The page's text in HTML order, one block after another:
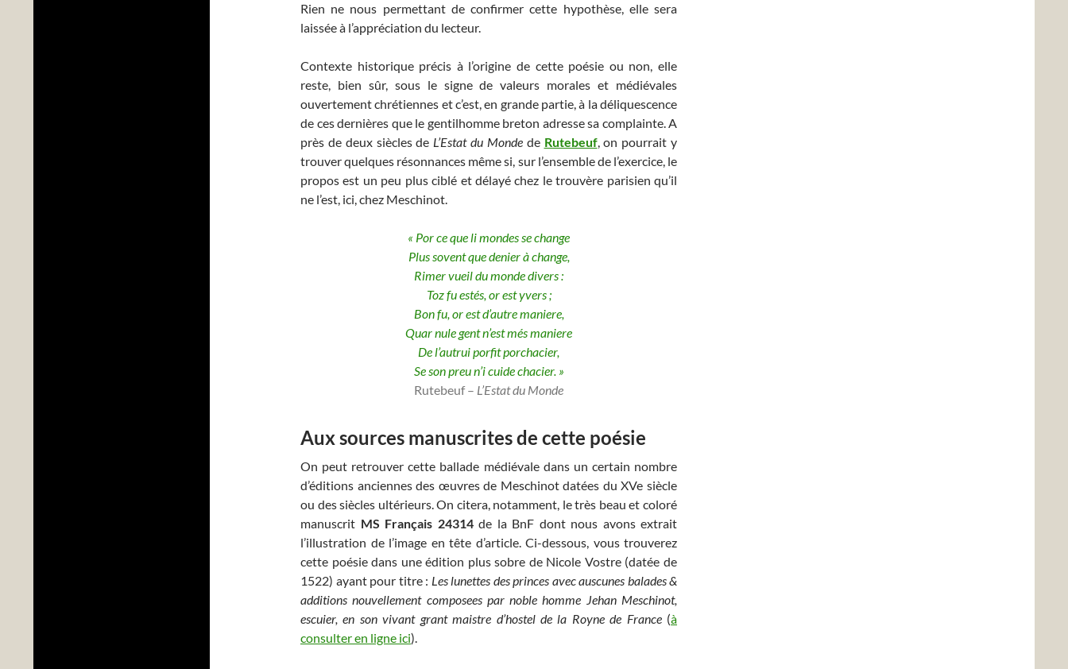
Rien ne nous permettant de confirmer cette hypothèse, elle sera
laissée à l’appréciation du lecteur.
Contexte historique précis à l’origine de cette poésie ou non, elle
reste, bien sûr, sous le signe de valeurs morales et médiévales
ouvertement chrétiennes et c’est, en grande partie, à la déliquescence
de ces dernières que le gentilhomme breton adresse sa complainte. A
près de deux siècles de L’Estat du Mondede Rutebeuf, on pourrait y
trouver quelques résonnances même si, sur l’ensemble de l’exercice, le
propos est un peu plus ciblé et délayé chez le trouvère parisien qu’il
ne l’est, ici, chez Meschinot.
« Por ce que li mondes se change
Plus sovent que denier à change,
Rimer vueil du monde divers :
Toz fu estés, or est yvers ;
Bon fu, or est d’autre maniere,
Quar nule gent n’est més maniere
De l’autrui porfit porchacier,
Se son preu n’i cuide chacier. »
Rutebeuf – L’Estat du Monde
Aux sources manuscrites de cette poésie
On peut retrouver cette ballade médiévale dans un certain nombre
d’éditions anciennes des œuvres de Meschinot datées du XVe siècle
ou des siècles ultérieurs. On citera, notamment, le très beau et coloré
manuscrit MS Français 24314de la BnF dont nous avons extrait
l’illustration de l’image en tête d’article. Ci-dessous, vous trouverez
cette poésie dans une édition plus sobre de Nicole Vostre (datée de
1522) ayant pour titre : Les lunettes des princes avec auscunes balades &
additions nouvellement composees par noble homme Jehan Meschinot,
escuier, en son vivant grant maistre d’hostel de la Royne de France(à
consulter en ligne ici).